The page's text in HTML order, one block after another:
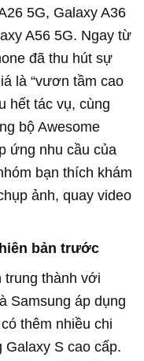
5G, Galaxy A36
A56 5G. Ngay từ
đã thu hút sự
là “vươn tầm cao
hết tác vụ, cùng
bộ Awesome
ứng nhu cầu của
bạn thích khám
ảnh, quay video
bản trước
trung thành với
Samsung áp dụng
thêm nhiều chi
S cao cấp.